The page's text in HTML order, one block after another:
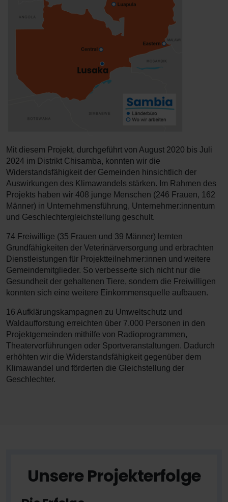
Mit diesem Projekt, durchgeführt von August 2020 bis Juli
2024 im Distrikt Chisamba, konnten wir die
Widerstandsfähigkeit der Gemeinden hinsichtlich der
Auswirkungen des Klimawandels stärken. Im Rahmen des
Projekts haben wir 408 junge Menschen (246 Frauen, 162
Männer) in Unternehmensführung, Unternehmer:innentum
und Geschlechtergleichstellung geschult.
74 Freiwillige (35 Frauen und 39 Männer) lernten
Grundfähigkeiten der Veterinärversorgung und erbrachten
Dienstleistungen für Projektteilnehmer:innen und weitere
Gemeindemitglieder. So verbesserte sich nicht nur die
Gesundheit der gehaltenen Tiere, sondern die Freiwilligen
konnten sich eine weitere Einkommensquelle aufbauen.
16 Aufklärungskampagnen zu Umweltschutz und
Waldaufforstung erreichten über 7.000 Personen in den
Projektgemeinden mithilfe von Radioprogrammen,
Theatervorführungen oder Sportveranstaltungen. Dadurch
erhöhten wir die Widerstandsfähigkeit gegenüber dem
Klimawandel und förderten die Gleichstellung der
Geschlechter.
Unsere Projekterfolge